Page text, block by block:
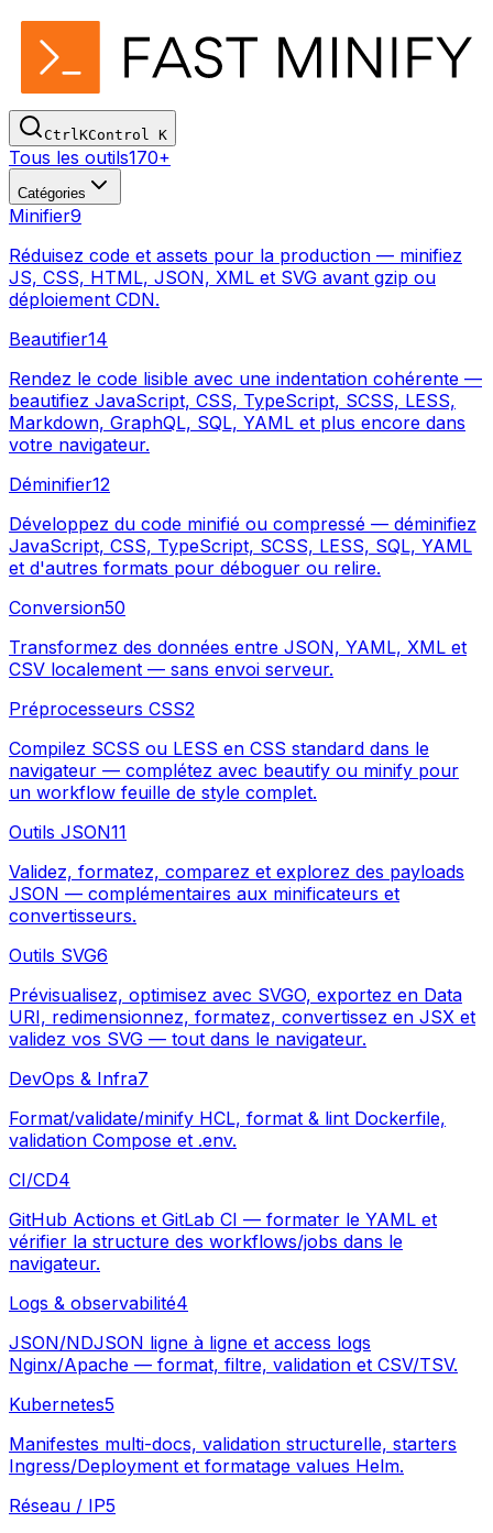
CtrlKControl K
Tous les outils170+
Catégories
Minifier9
Réduisez code et assets pour la production — minifiez
JS, CSS, HTML, JSON, XML et SVG avant gzip ou
déploiement CDN.
Beautifier14
Rendez le code lisible avec une indentation cohérente —
beautifiez JavaScript, CSS, TypeScript, SCSS, LESS,
Markdown, GraphQL, SQL, YAML et plus encore dans
votre navigateur.
Déminifier12
Développez du code minifié ou compressé — déminifiez
JavaScript, CSS, TypeScript, SCSS, LESS, SQL, YAML
et d'autres formats pour déboguer ou relire.
Conversion50
Transformez des données entre JSON, YAML, XML et
CSV localement — sans envoi serveur.
Préprocesseurs CSS2
Compilez SCSS ou LESS en CSS standard dans le
navigateur — complétez avec beautify ou minify pour
un workflow feuille de style complet.
Outils JSON11
Validez, formatez, comparez et explorez des payloads
JSON — complémentaires aux minificateurs et
convertisseurs.
Outils SVG6
Prévisualisez, optimisez avec SVGO, exportez en Data
URI, redimensionnez, formatez, convertissez en JSX et
validez vos SVG — tout dans le navigateur.
DevOps & Infra7
Format/validate/minify HCL, format & lint Dockerfile,
validation Compose et .env.
CI/CD4
GitHub Actions et GitLab CI — formater le YAML et
vérifier la structure des workflows/jobs dans le
navigateur.
Logs & observabilité4
JSON/NDJSON ligne à ligne et access logs
Nginx/Apache — format, filtre, validation et CSV/TSV.
Kubernetes5
Manifestes multi-docs, validation structurelle, starters
Ingress/Deployment et formatage values Helm.
Réseau / IP5